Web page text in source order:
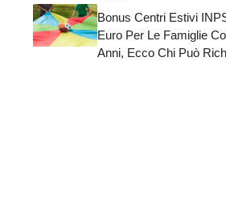
Bonus Centri Estivi
Euro Per Le Famiglie
Anni, Ecco Chi Può